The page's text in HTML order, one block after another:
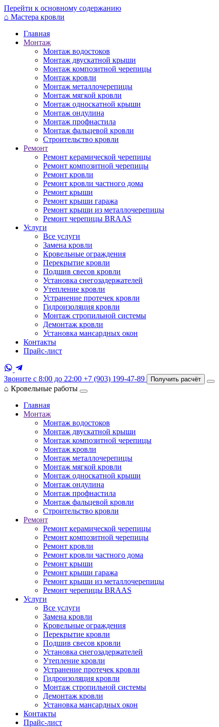
Перейти к основному содержанию
⌂ Мастера кровли
Главная
Монтаж
Монтаж водостоков
Монтаж двускатной крыши
Монтаж композитной черепицы
Монтаж кровли
Монтаж металлочерепицы
Монтаж мягкой кровли
Монтаж односкатной крыши
Монтаж ондулина
Монтаж профнастила
Монтаж фальцевой кровли
Строительство кровли
Ремонт
Ремонт керамической черепицы
Ремонт композитной черепицы
Ремонт кровли
Ремонт кровли частного дома
Ремонт крыши
Ремонт крыши гаража
Ремонт крыши из металлочерепицы
Ремонт черепицы BRAAS
Услуги
Все услуги
Замена кровли
Кровельные ограждения
Перекрытие кровли
Подшив свесов кровли
Установка снегозадержателей
Утепление кровли
Устранение протечек кровли
Гидроизоляция кровли
Монтаж стропильной системы
Демонтаж кровли
Установка мансардных окон
Контакты
Прайс-лист
Звоните с 8:00 до 22:00 +7 (903) 199-47-89 Получить расчёт
⌂ Кровельные работы
Главная
Монтаж
Монтаж водостоков
Монтаж двускатной крыши
Монтаж композитной черепицы
Монтаж кровли
Монтаж металлочерепицы
Монтаж мягкой кровли
Монтаж односкатной крыши
Монтаж ондулина
Монтаж профнастила
Монтаж фальцевой кровли
Строительство кровли
Ремонт
Ремонт керамической черепицы
Ремонт композитной черепицы
Ремонт кровли
Ремонт кровли частного дома
Ремонт крыши
Ремонт крыши гаража
Ремонт крыши из металлочерепицы
Ремонт черепицы BRAAS
Услуги
Все услуги
Замена кровли
Кровельные ограждения
Перекрытие кровли
Подшив свесов кровли
Установка снегозадержателей
Утепление кровли
Устранение протечек кровли
Гидроизоляция кровли
Монтаж стропильной системы
Демонтаж кровли
Установка мансардных окон
Контакты
Прайс-лист